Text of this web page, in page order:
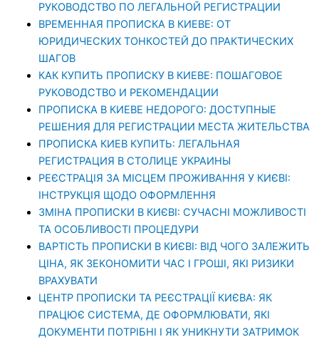
РУКОВОДСТВО ПО ЛЕГАЛЬНОЙ РЕГИСТРАЦИИ
ВРЕМЕННАЯ ПРОПИСКА В КИЕВЕ: ОТ
ЮРИДИЧЕСКИХ ТОНКОСТЕЙ ДО ПРАКТИЧЕСКИХ
ШАГОВ
КАК КУПИТЬ ПРОПИСКУ В КИЕВЕ: ПОШАГОВОЕ
РУКОВОДСТВО И РЕКОМЕНДАЦИИ
ПРОПИСКА В КИЕВЕ НЕДОРОГО: ДОСТУПНЫЕ
РЕШЕНИЯ ДЛЯ РЕГИСТРАЦИИ МЕСТА ЖИТЕЛЬСТВА
ПРОПИСКА КИЕВ КУПИТЬ: ЛЕГАЛЬНАЯ
РЕГИСТРАЦИЯ В СТОЛИЦЕ УКРАИНЫ
РЕЄСТРАЦІЯ ЗА МІСЦЕМ ПРОЖИВАННЯ У КИЄВІ:
ІНСТРУКЦІЯ ЩОДО ОФОРМЛЕННЯ
ЗМІНА ПРОПИСКИ В КИЄВІ: СУЧАСНІ МОЖЛИВОСТІ
ТА ОСОБЛИВОСТІ ПРОЦЕДУРИ
ВАРТІСТЬ ПРОПИСКИ В КИЄВІ: ВІД ЧОГО ЗАЛЕЖИТЬ
ЦІНА, ЯК ЗЕКОНОМИТИ ЧАС І ГРОШІ, ЯКІ РИЗИКИ
ВРАХУВАТИ
ЦЕНТР ПРОПИСКИ ТА РЕЄСТРАЦІЇ КИЄВА: ЯК
ПРАЦЮЄ СИСТЕМА, ДЕ ОФОРМЛЮВАТИ, ЯКІ
ДОКУМЕНТИ ПОТРІБНІ І ЯК УНИКНУТИ ЗАТРИМОК